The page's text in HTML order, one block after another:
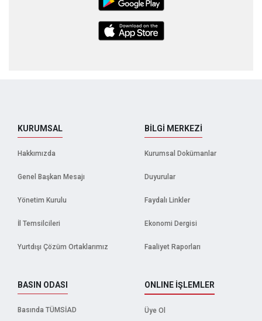
KURUMSAL
Hakkımızda
Genel Başkan Mesajı
Yönetim Kurulu
İl Temsilcileri
Yurtdışı Çözüm Ortaklarımız
BİLGİ MERKEZİ
Kurumsal Dokümanlar
Duyurular
Faydalı Linkler
Ekonomi Dergisi
Faaliyet Raporları
BASIN ODASI
Basında TÜMSİAD
ONLINE İŞLEMLER
Üye Ol